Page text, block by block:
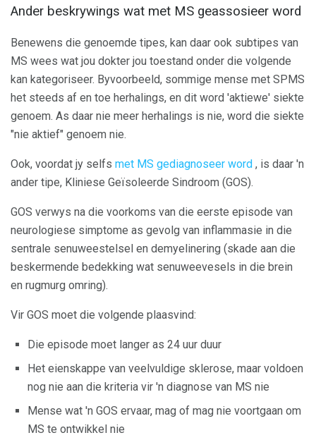
Ander beskrywings wat met MS geassosieer word
Benewens die genoemde tipes, kan daar ook subtipes van
MS wees wat jou dokter jou toestand onder die volgende
kan kategoriseer. Byvoorbeeld, sommige mense met SPMS
het steeds af en toe herhalings, en dit word 'aktiewe' siekte
genoem. As daar nie meer herhalings is nie, word die siekte
"nie aktief" genoem nie.
Ook, voordat jy selfs met MS gediagnoseer word , is daar 'n
ander tipe, Kliniese Geïsoleerde Sindroom (GOS).
GOS verwys na die voorkoms van die eerste episode van
neurologiese simptome as gevolg van inflammasie in die
sentrale senuweestelsel en demyelinering (skade aan die
beskermende bedekking wat senuweevesels in die brein
en rugmurg omring).
Vir GOS moet die volgende plaasvind:
Die episode moet langer as 24 uur duur
Het eienskappe van veelvuldige sklerose, maar voldoen
nog nie aan die kriteria vir 'n diagnose van MS nie
Mense wat 'n GOS ervaar, mag of mag nie voortgaan om
MS te ontwikkel nie